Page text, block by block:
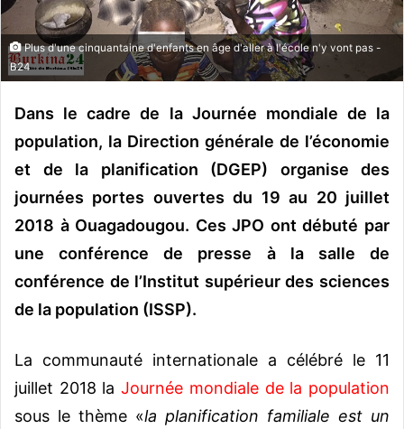
c
o
u
r
i
e
Plus d'une cinquantaine d'enfants en âge d'aller à l'école n'y vont pas -
B24
Dans le cadre de la Journée mondiale de la
population, la Direction générale de l’économie
et de la planification (DGEP) organise des
journées portes ouvertes du 19 au 20 juillet
2018 à Ouagadougou. Ces JPO ont débuté par
une conférence de presse à la salle de
conférence de l’Institut supérieur des sciences
de la population (ISSP).
La communauté internationale a célébré le 11
juillet 2018 laJournée mondiale de la population
sous le thème «la planification familiale est un